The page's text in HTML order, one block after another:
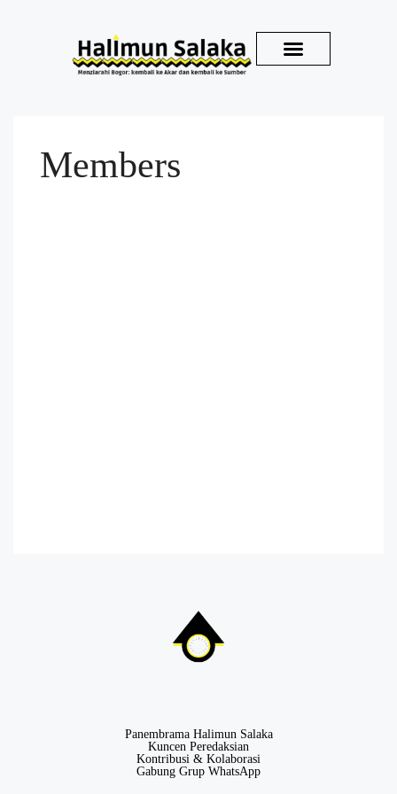
Members
Panembrama Halimun Salaka
Kuncen Peredaksian
Kontribusi & Kolaborasi
Gabung Grup WhatsApp